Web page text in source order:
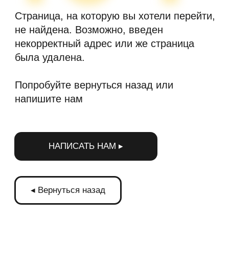
Попробуйте вернуться назад или
напишите нам
◂ Вернуться назад
НАПИСАТЬ НАМ ▸
Оператор цифровой рекламы на мониторах в городском
транспорте. Размещаем рекламу на экранах в транспорте
Московской области и по всей России.
+7 (495) 103-49-05 office@tmmsk.ru